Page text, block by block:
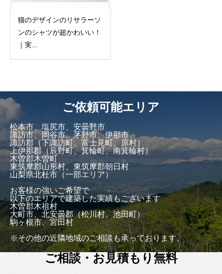
猫のデザインのリサラーソ
ンのシャツが超かわいい！
｜実...
ご依頼可能エリア
松本市、塩尻市、安曇野市
諏訪市、岡谷市、茅野市、伊那市
諏訪郡（下諏訪町、富士見町、原村）
上伊那郡（辰野町、箕輪町、南箕輪村）
木曽郡木曽町
東筑摩郡山形村、東筑摩郡朝日村
山梨県北杜市（一部エリア）
お客様の強いご希望で
以下のエリアで建築した実績もございます
木曽郡木祖村
大町市、北安曇郡（松川村、池田町）
駒ヶ根市、宮田村
※その他の近隣地域のご相談も承っております。
ご相談・お見積もり無料